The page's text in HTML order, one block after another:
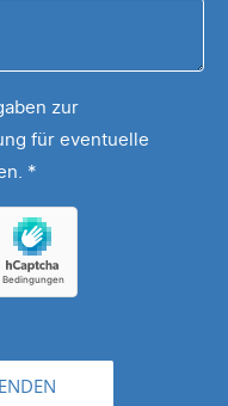
zur
für eventuelle
*